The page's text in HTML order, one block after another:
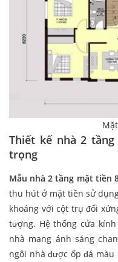
Thiết kế nhà 2
trọng
Mẫu nhà 2 tầng mặt tiền
thu hút ở mặt tiền sử
khoáng với cột trụ đối
tượng. Hệ thống cửa
nhà mang ánh sáng
ngôi nhà được ốp đá